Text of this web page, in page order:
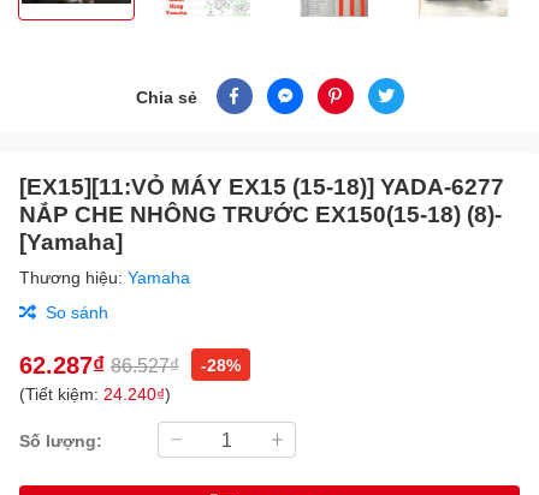
Chia sẻ
[EX15][11:VỎ MÁY EX15 (15-18)] YADA-6277
NẮP CHE NHÔNG TRƯỚC EX150(15-18) (8)-
[Yamaha]
Thương hiệu: Yamaha
So sánh
62.287₫ 86.527₫
-28%
(Tiết kiệm: 24.240₫)
Số lượng: